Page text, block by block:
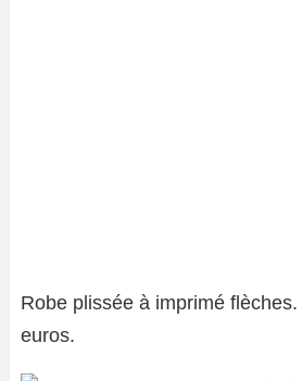
Robe plissée à imprimé flèches.
euros.